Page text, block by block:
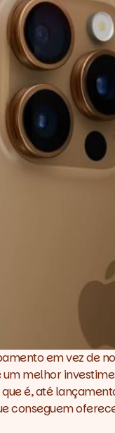
em vez de
melhor
é, até
conseguem